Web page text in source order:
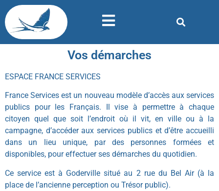
Vos démarches
ESPACE FRANCE SERVICES
France Services est un nouveau modèle d’accès aux services
publics pour les Français. Il vise à permettre à chaque
citoyen quel que soit l’endroit où il vit, en ville ou à la
campagne, d’accéder aux services publics et d’être accueilli
dans un lieu unique, par des personnes formées et
disponibles, pour effectuer ses démarches du quotidien.
Ce service est à Goderville situé au 2 rue du Bel Air (à la
place de l’ancienne perception ou Trésor public).